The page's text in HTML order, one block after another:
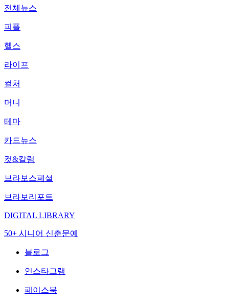
전체뉴스
피플
헬스
라이프
컬처
머니
테마
카드뉴스
컷&칼럼
브라보스페셜
브라보리포트
DIGITAL LIBRARY
50+ 시니어 신춘문예
블로그
인스타그램
페이스북